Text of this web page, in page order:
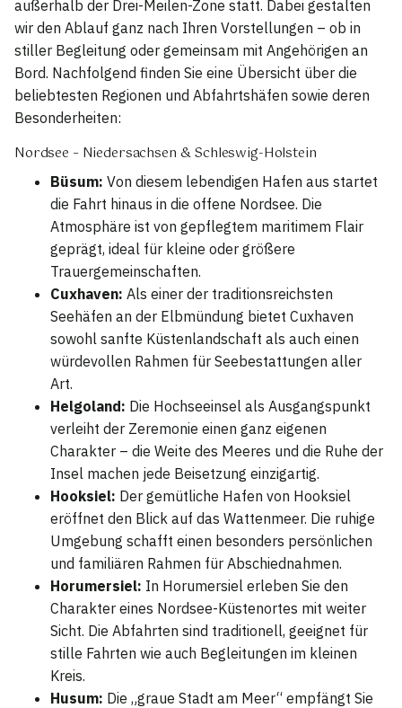
außerhalb der Drei-Meilen-Zone statt. Dabei gestalten
wir den Ablauf ganz nach Ihren Vorstellungen – ob in
stiller Begleitung oder gemeinsam mit Angehörigen an
Bord. Nachfolgend finden Sie eine Übersicht über die
beliebtesten Regionen und Abfahrtshäfen sowie deren
Besonderheiten:
Nordsee – Niedersachsen & Schleswig-Holstein
Büsum: Von diesem lebendigen Hafen aus startet
die Fahrt hinaus in die offene Nordsee. Die
Atmosphäre ist von gepflegtem maritimem Flair
geprägt, ideal für kleine oder größere
Trauergemeinschaften.
Cuxhaven: Als einer der traditionsreichsten
Seehäfen an der Elbmündung bietet Cuxhaven
sowohl sanfte Küstenlandschaft als auch einen
würdevollen Rahmen für Seebestattungen aller
Art.
Helgoland: Die Hochseeinsel als Ausgangspunkt
verleiht der Zeremonie einen ganz eigenen
Charakter – die Weite des Meeres und die Ruhe der
Insel machen jede Beisetzung einzigartig.
Hooksiel: Der gemütliche Hafen von Hooksiel
eröffnet den Blick auf das Wattenmeer. Die ruhige
Umgebung schafft einen besonders persönlichen
und familiären Rahmen für Abschiednahmen.
Horumersiel: In Horumersiel erleben Sie den
Charakter eines Nordsee-Küstenortes mit weiter
Sicht. Die Abfahrten sind traditionell, geeignet für
stille Fahrten wie auch Begleitungen im kleinen
Kreis.
Husum: Die „graue Stadt am Meer“ empfängt Sie